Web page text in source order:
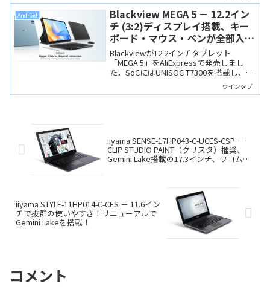
Android
Blackview MEGA 5 － 12.2イン
チ (3:2)ディスプレイ搭載、キー
ボード・マウス・ペンが全部入り
の上位モデル
Blackviewが12.2インチタブレット
「MEGA 5」をAliExpressで発売しまし
た。SoCにはUNISOC T7300を搭載し、キ
ーボードやマウス、タブレットケース、
ウインタブ
iiyama SENSE-17HP043-C-UCES-CSP －
CLIP STUDIO PAINT（クリスタ）推奨、
Gemini Lake搭載の17.3インチ、ワコム製
iiyama STYLE-11HP014-C-CES － 11.6イン
チで抜群の使いやすさ！リニューアルで
Gemini Lakeを搭載！
コメント